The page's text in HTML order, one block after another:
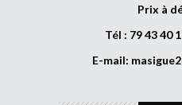
Prix à
Tél : 79 43 40
E-mail: